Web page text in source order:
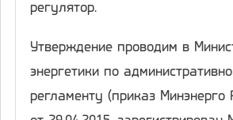
регулятор.
Утверждение проводим в
энергетики по
регламенту (приказ Минэнерго